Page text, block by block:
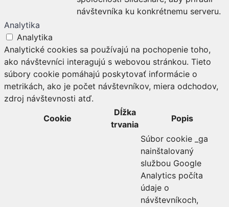
návštevníka ku konkrétnemu serveru.
Analytika
Analytika
Analytické cookies sa používajú na pochopenie toho,
ako návštevníci interagujú s webovou stránkou. Tieto
súbory cookie pomáhajú poskytovať informácie o
metrikách, ako je počet návštevníkov, miera odchodov,
zdroj návštevnosti atď.
Cookie
Dĺžka
trvania
Popis
Súbor cookie _ga
nainštalovaný
službou Google
Analytics počíta
údaje o
návštevníkoch,